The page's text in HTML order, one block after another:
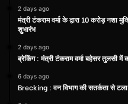
2 days ago
मंत्री टंकराम वर्मा के द्वारा 10 करोड़ नशा
शुभारंभ
2 days ago
ब्रेकिंग : मंत्री टंकराम वर्मा बहेसर तुलसी में
6 days ago
Brecking : वन विभाग की सतर्कता से टला